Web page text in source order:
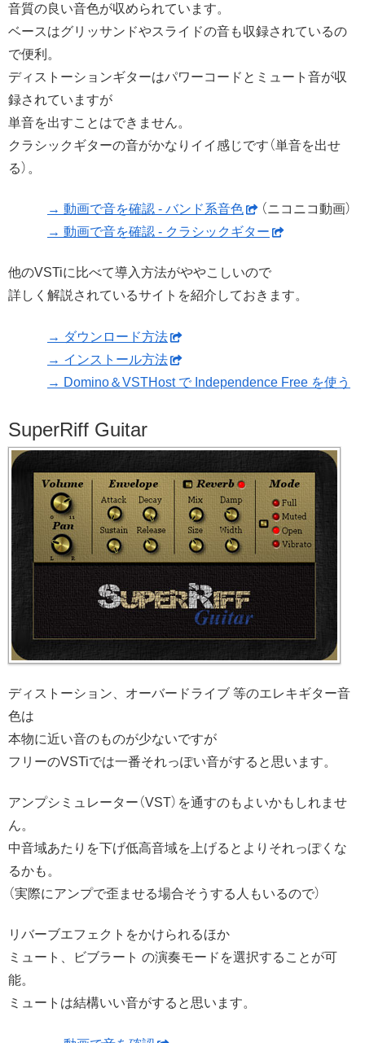
音質の良い音色が収められています。
ベースはグリッサンドやスライドの音も収録されているの
で便利。
ディストーションギターはパワーコードとミュート音が収
録されていますが
単音を出すことはできません。
クラシックギターの音がかなりイイ感じです（単音を出せ
る）。
→ 動画で音を確認 - バンド系音色
（ニコニコ動画）
→ 動画で音を確認 - クラシックギター
他のVSTiに比べて導入方法がややこしいので
詳しく解説されているサイトを紹介しておきます。
→ ダウンロード方法
→ インストール方法
→ Domino＆VSTHost で Independence Free を使う
SuperRiff Guitar
ディストーション、オーバードライブ 等のエレキギター音
色は
本物に近い音のものが少ないですが
フリーのVSTiでは一番それっぽい音がすると思います。
アンプシミュレーター（VST）を通すのもよいかもしれませ
ん。
中音域あたりを下げ低高音域を上げるとよりそれっぽくな
るかも。
（実際にアンプで歪ませる場合そうする人もいるので）
リバーブエフェクトをかけられるほか
ミュート、ビブラート の演奏モードを選択することが可
能。
ミュートは結構いい音がすると思います。